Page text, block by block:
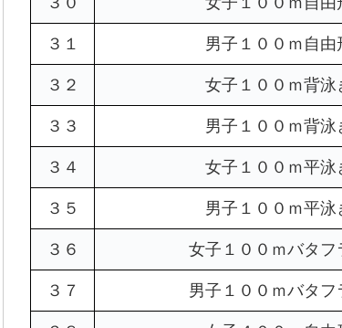
３１
男子１００ｍ自由
３２ 女子１００ｍ背泳
３３ 男子１００ｍ背泳
３４ 女子１００ｍ平泳
３５ 男子１００ｍ平泳
３６ 女子１００ｍバタフ
３７ 男子１００ｍバタフ